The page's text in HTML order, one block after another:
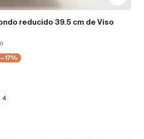
reducido 39.5 cm de Viso
−17%
4